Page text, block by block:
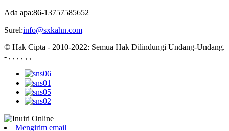
Ada apa:86-13757585652
Surel:info@sxkahn.com
© Hak Cipta - 2010-2022: Semua Hak Dilindungi Undang-Undang.
- , , , , , ,
Mengirim email